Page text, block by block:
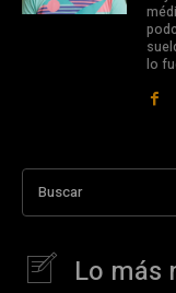
lo
Buscar
Lo más